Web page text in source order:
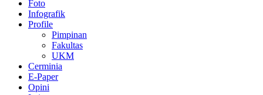
Foto
Infografik
Profile
Pimpinan
Fakultas
UKM
Cerminia
E-Paper
Opini